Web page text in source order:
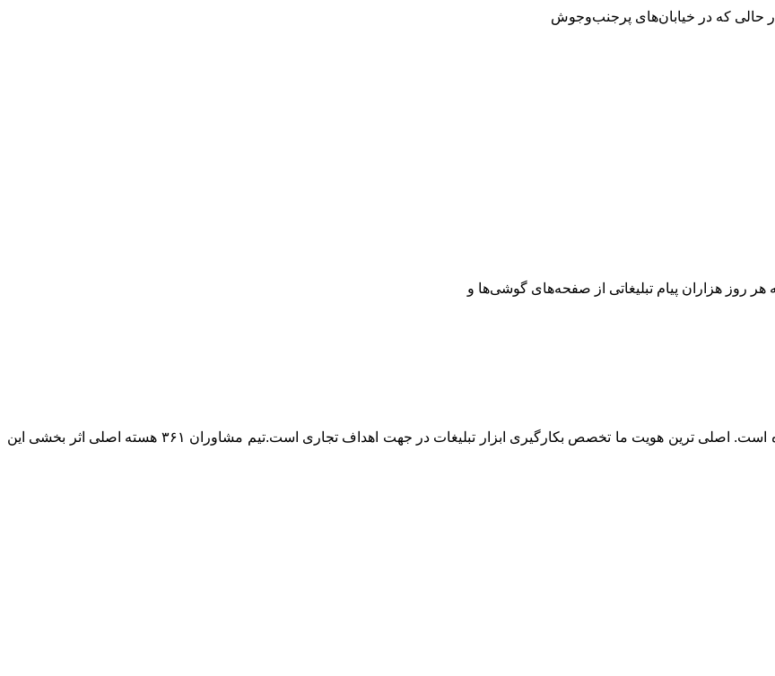
روز هزاران پیام تبلیغاتی از صفحه‌های گوشی‌ها و
۳۶۱ تبلیغات را بر پایه تاثیر بخشی در فروش و توسعه کسب و کار بنا نهاده است. اصلی ترین هویت ما تخصص بکارگیری ابزار تبلیغات در جهت اهداف تجاری است.تیم مشاوران ۳۶۱ هسته اصلی اثر بخشی این